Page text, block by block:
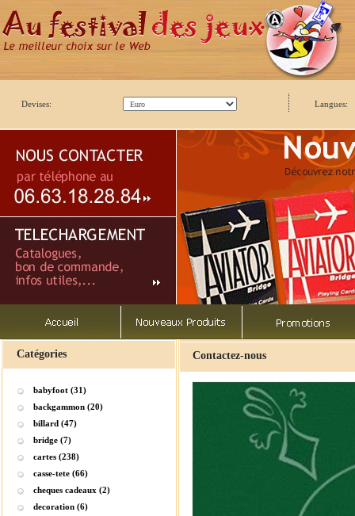
Devises: Langues:
Catégories
babyfoot (31)
backgammon (20)
billard (47)
bridge (7)
cartes (238)
casse-tete (66)
cheques cadeaux (2)
decoration (6)
Contactez-nous